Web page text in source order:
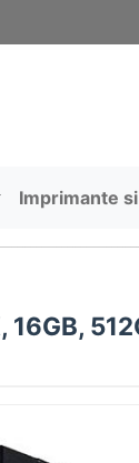
Imprimante